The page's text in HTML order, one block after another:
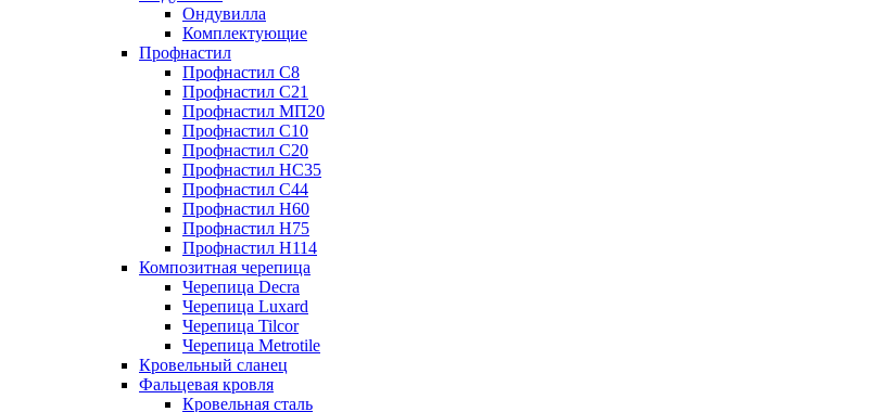
Ондувилла
Комплектующие
Профнастил
Профнастил C8
Профнастил C21
Профнастил МП20
Профнастил C10
Профнастил C20
Профнастил НС35
Профнастил C44
Профнастил Н60
Профнастил Н75
Профнастил Н114
Композитная черепица
Черепица Decra
Черепица Luxard
Черепица Tilcor
Черепица Metrotile
Кровельный сланец
Фальцевая кровля
Кровельная сталь